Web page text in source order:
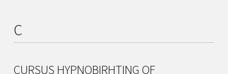
C
CURSUS HYPNOBIRHTING OF